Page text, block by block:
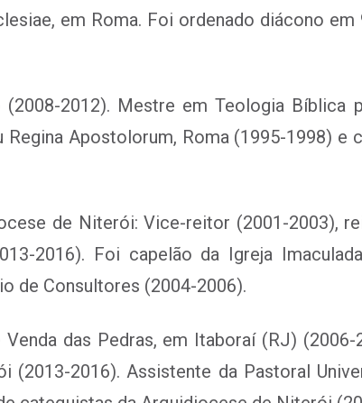
em Roma. Foi ordenado diácono
2012). Mestre em Teologia Bíblica
Apostolorum, Roma (1995-1998)
de Niterói: Vice-reitor (2001-2003),
2016). Foi capelão da Igreja
de Consultores (2004-2006).
das Pedras, em Itaboraí (RJ)
2016). Assistente da Pastoral